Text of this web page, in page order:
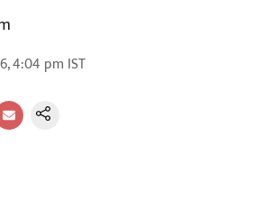
4:04 pm IST